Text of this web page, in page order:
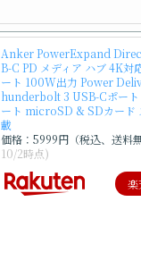
Anker PowerExpand
B-C PD メディア ハブ 4K
ート 100W出力 Power
hunderbolt 3 USB-Cポート
ート microSD & SDカード
載
価格：5999円（税込、送料
10/2時点)
楽